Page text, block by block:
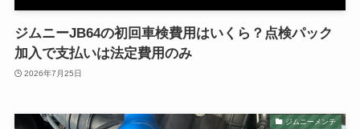
ジムニーJB64の初回車検費用はいくら？点検パック
加入で支払いは法定費用のみ
2026年7月25日
ジムニーメンテ